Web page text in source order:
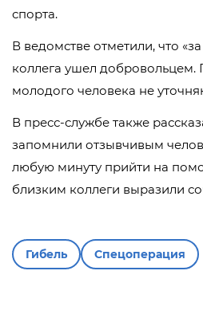
спорта.
В ведомстве отметили, что
коллега ушел добровольцем.
молодого человека не
В пресс-службе также
запомнили отзывчивым
любую минуту прийти на
близким коллеги выразили
Гибель Спецоперация